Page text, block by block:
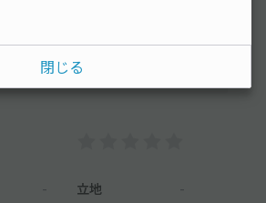
- 立地
-
閉じる